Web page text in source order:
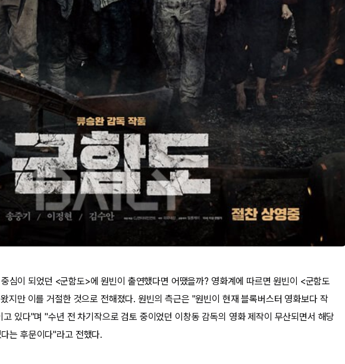
심이 되었던 <군함도>에 원빈이 출연했다면 어땠을까? 영화계에 따르면 원빈이 <군함도
지만 이를 거절한 것으로 전해졌다. 원빈의 측근은 "원빈이 현재 블록버스터 영화보다 작
있다"며 "수년 전 차기작으로 검토 중이었던 이창동 감독의 영화 제작이 무산되면서 해당
는 후문이다"라고 전했다.